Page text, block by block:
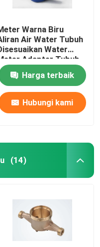
Warna Biru
Air Water Tubuh
Water
Adapter Tubuh
15-DN 50
Harga terbaik
Hubungi kami
(14)